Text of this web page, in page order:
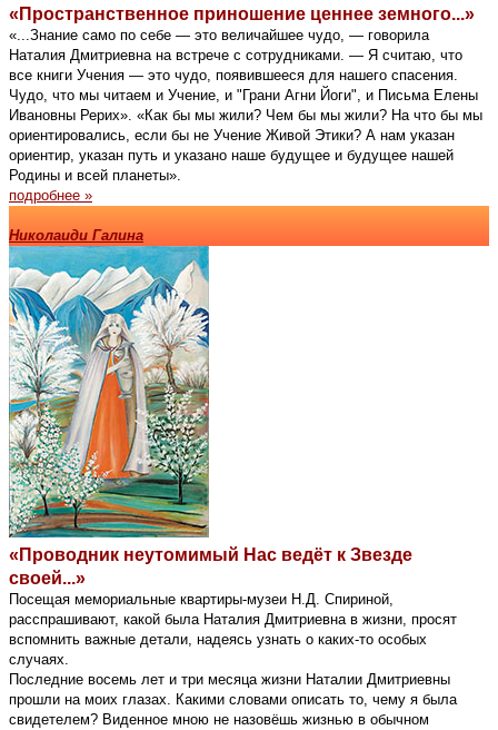
«Пространственное приношение ценнее земного...»
«...Знание само по себе — это величайшее чудо, — говорила
Наталия Дмитриевна на встрече с сотрудниками. — Я считаю, что
все книги Учения — это чудо, появившееся для нашего спасения.
Чудо, что мы читаем и Учение, и "Грани Агни Йоги", и Письма Елены
Ивановны Рерих». «Как бы мы жили? Чем бы мы жили? На что бы мы
ориентировались, если бы не Учение Живой Этики? А нам указан
ориентир, указан путь и указано наше будущее и будущее нашей
Родины и всей планеты».
подробнее »
Николаиди Галина
«Проводник неутомимый Нас ведёт к Звезде
своей...»
Посещая мемориальные квартиры-музеи Н.Д. Спириной,
расспрашивают, какой была Наталия Дмитриевна в жизни, просят
вспомнить важные детали, надеясь узнать о каких-то особых
случаях.
Последние восемь лет и три месяца жизни Наталии Дмитриевны
прошли на моих глазах. Какими словами описать то, чему я была
свидетелем? Виденное мною не назовёшь жизнью в обычном